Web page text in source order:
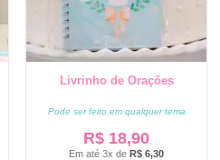
Livrinho de Orações
Pode ser feito em qualquer tema
R$ 18,90
Em até 3x de R$ 6,30